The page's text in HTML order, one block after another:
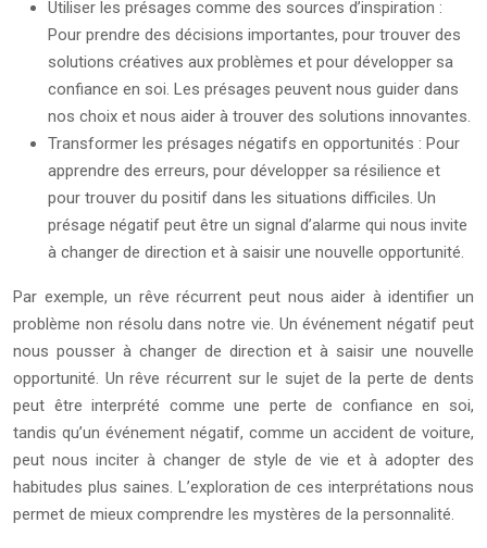
Utiliser les présages comme des sources d’inspiration :
Pour prendre des décisions importantes, pour trouver des
solutions créatives aux problèmes et pour développer sa
confiance en soi. Les présages peuvent nous guider dans
nos choix et nous aider à trouver des solutions innovantes.
Transformer les présages négatifs en opportunités : Pour
apprendre des erreurs, pour développer sa résilience et
pour trouver du positif dans les situations difficiles. Un
présage négatif peut être un signal d’alarme qui nous invite
à changer de direction et à saisir une nouvelle opportunité.
Par exemple, un rêve récurrent peut nous aider à identifier un
problème non résolu dans notre vie. Un événement négatif peut
nous pousser à changer de direction et à saisir une nouvelle
opportunité. Un rêve récurrent sur le sujet de la perte de dents
peut être interprété comme une perte de confiance en soi,
tandis qu’un événement négatif, comme un accident de voiture,
peut nous inciter à changer de style de vie et à adopter des
habitudes plus saines. L’exploration de ces interprétations nous
permet de mieux comprendre les mystères de la personnalité.